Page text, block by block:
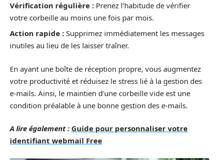
Vérification régulière : Prenez l’habitude de vérifier
votre corbeille au moins une fois par mois.
Action rapide : Supprimez immédiatement les messages
inutiles au lieu de les laisser traîner.
En ayant une boîte de réception propre, vous augmentez
votre productivité et réduisez le stress lié à la gestion des
e-mails. Ainsi, le maintien d’une corbeille vide est une
condition préalable à une bonne gestion des e-mails.
A lire également : Guide pour personnaliser votre
identifiant webmail Free